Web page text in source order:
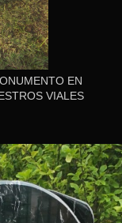
EN
VIALES